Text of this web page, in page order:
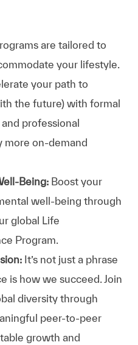
are tailored to
your lifestyle.
your path to
the future) with formal
professional
more on-demand
Being:Boost your
well-being through
global Life
Program.
It’s not just a phrase
is how we succeed. Join
diversity through
peer-to-peer
growth and